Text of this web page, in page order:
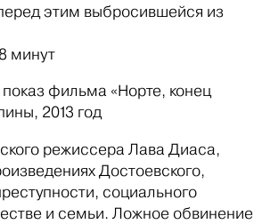
этим выбросившейся из
минут
показ фильма «Норте, конец
2013 год
режиссера Лава Диаса,
Достоевского,
социального
и семьи. Ложное обвинение